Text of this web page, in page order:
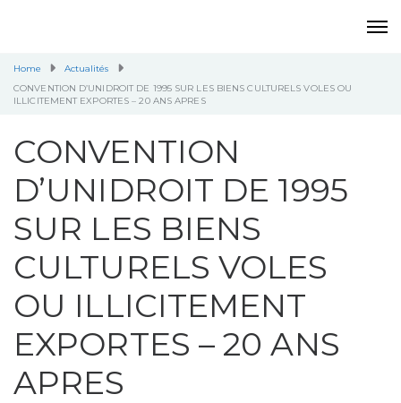
Home
Actualités
CONVENTION D’UNIDROIT DE 1995 SUR LES BIENS CULTURELS VOLES OU
ILLICITEMENT EXPORTES – 20 ANS APRES
CONVENTION
D’UNIDROIT DE 1995
SUR LES BIENS
CULTURELS VOLES
OU ILLICITEMENT
EXPORTES – 20 ANS
APRES